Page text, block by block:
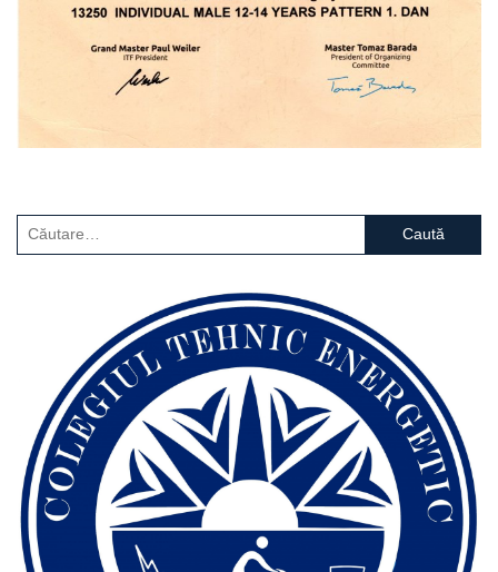
Caută
după: